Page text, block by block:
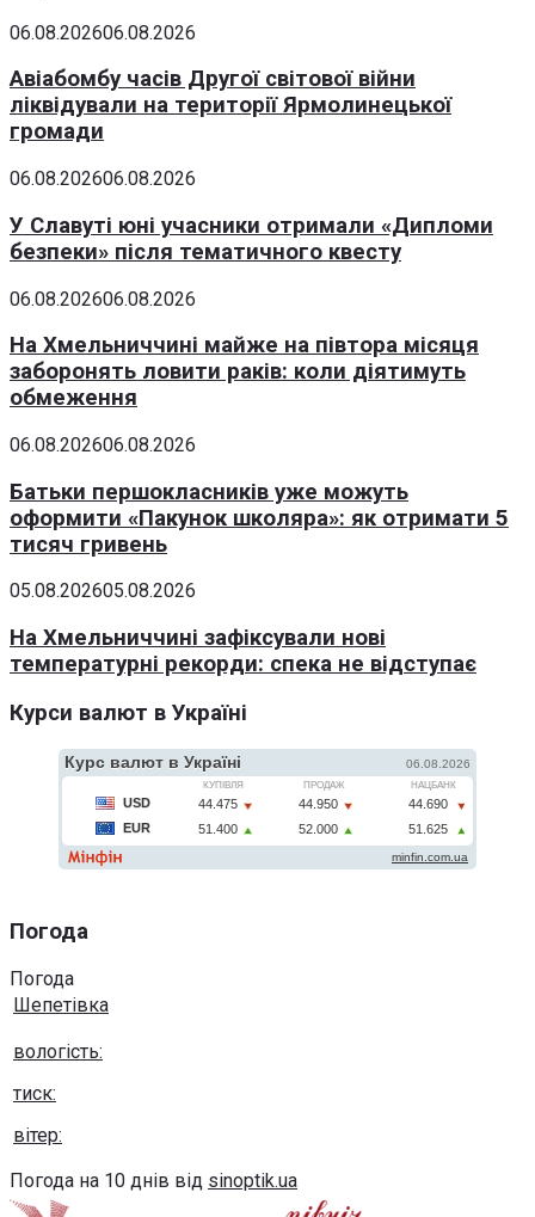
06.08.202606.08.2026
Авіабомбу часів Другої світової війни
ліквідували на території Ярмолинецької
громади
06.08.202606.08.2026
У Славуті юні учасники отримали «Дипломи
безпеки» після тематичного квесту
06.08.202606.08.2026
На Хмельниччині майже на півтора місяця
заборонять ловити раків: коли діятимуть
обмеження
06.08.202606.08.2026
Батьки першокласників уже можуть
оформити «Пакунок школяра»: як отримати 5
тисяч гривень
05.08.202605.08.2026
На Хмельниччині зафіксували нові
температурні рекорди: спека не відступає
Курси валют в Україні
Погода
Погода
Шепетівка
вологість:
тиск:
вітер:
Погода на 10 днів від sinoptik.ua